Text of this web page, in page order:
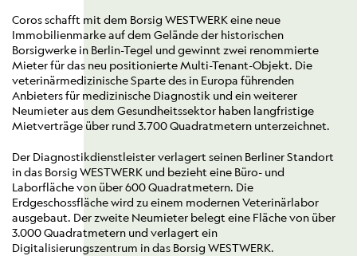
Coros schafft mit dem Borsig WESTWERK eine neue
Immobilienmarke auf dem Gelände der historischen
Borsigwerke in Berlin-Tegel und gewinnt zwei renommierte
Mieter für das neu positionierte Multi-Tenant-Objekt. Die
veterinärmedizinische Sparte des in Europa führenden
Anbieters für medizinische Diagnostik und ein weiterer
Neumieter aus dem Gesundheitssektor haben langfristige
Mietverträge über rund 3.700 Quadratmetern unterzeichnet.
Der Diagnostikdienstleister verlagert seinen Berliner Standort
in das Borsig WESTWERK und bezieht eine Büro- und
Laborfläche von über 600 Quadratmetern. Die
Erdgeschossfläche wird zu einem modernen Veterinärlabor
ausgebaut. Der zweite Neumieter belegt eine Fläche von über
3.000 Quadratmetern und verlagert ein
Digitalisierungszentrum in das Borsig WESTWERK.